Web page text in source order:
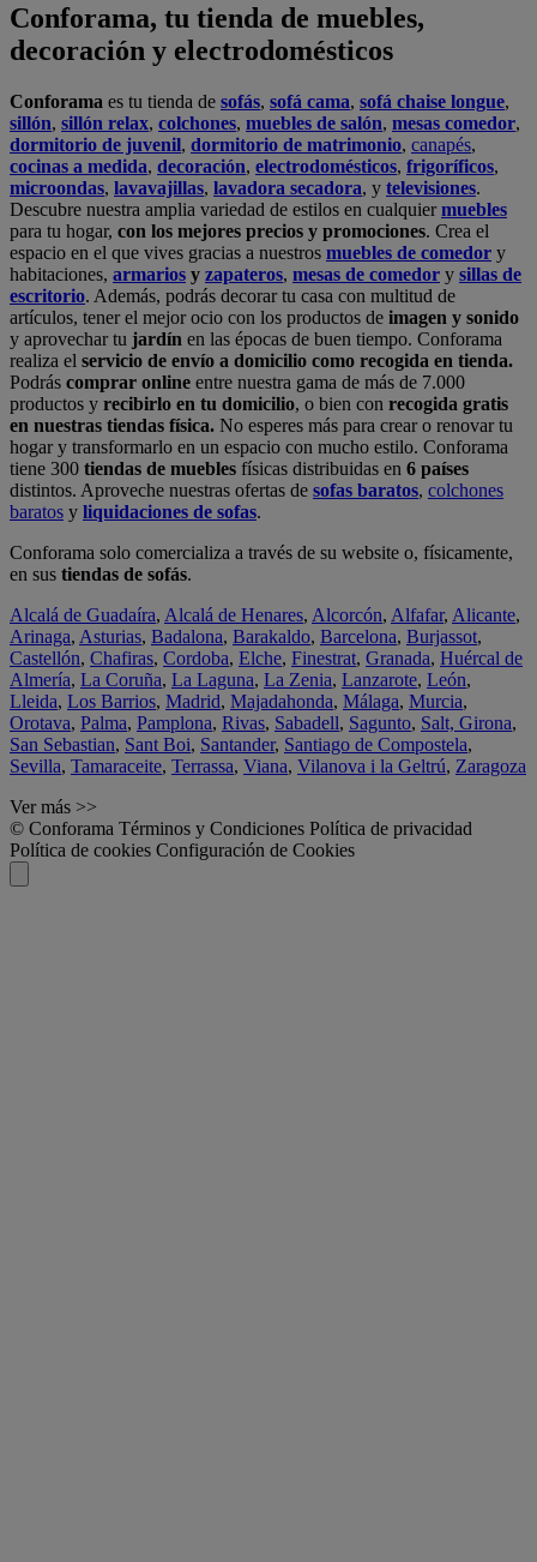
Conforama, tu tienda de muebles,
decoración y electrodomésticos
Conforama es tu tienda de sofás, sofá cama, sofá chaise longue,
sillón, sillón relax, colchones, muebles de salón, mesas comedor,
dormitorio de juvenil, dormitorio de matrimonio, canapés,
cocinas a medida, decoración, electrodomésticos, frigoríficos,
microondas, lavavajillas, lavadora secadora, y televisiones.
Descubre nuestra amplia variedad de estilos en cualquiermuebles
para tu hogar, con los mejores precios y promociones. Crea el
espacio en el que vives gracias a nuestros muebles de comedor y
habitaciones, armarios y zapateros, mesas de comedor y sillas de
escritorio. Además, podrás decorar tu casa con multitud de
artículos, tener el mejor ocio con los productos de imagen y sonido
y aprovechar tu jardín en las épocas de buen tiempo. Conforama
realiza el servicio de envío a domicilio como recogida en tienda.
Podrás comprar online entre nuestra gama de más de 7.000
productos y recibirlo en tu domicilio, o bien con recogida gratis
en nuestras tiendas física. No esperes más para crear o renovar tu
hogar y transformarlo en un espacio con mucho estilo. Conforama
tiene 300 tiendas de muebles físicas distribuidas en 6 países
distintos. Aproveche nuestras ofertas de sofas baratos, colchones
baratos y liquidaciones de sofas.
Conforama solo comercializa a través de su website o, físicamente,
en sus tiendas de sofás.
Alcalá de Guadaíra, Alcalá de Henares, Alcorcón, Alfafar, Alicante,
Arinaga, Asturias, Badalona, Barakaldo, Barcelona, Burjassot,
Castellón, Chafiras, Cordoba, Elche, Finestrat, Granada, Huércal de
Almería, La Coruña, La Laguna, La Zenia, Lanzarote, León,
Lleida, Los Barrios, Madrid, Majadahonda, Málaga, Murcia,
Orotava, Palma, Pamplona, Rivas, Sabadell, Sagunto, Salt, Girona,
San Sebastian, Sant Boi, Santander, Santiago de Compostela,
Sevilla, Tamaraceite, Terrassa, Viana, Vilanova i la Geltrú, Zaragoza
Ver más >>
© Conforama Términos y Condiciones Política de privacidad
Política de cookies Configuración de Cookies